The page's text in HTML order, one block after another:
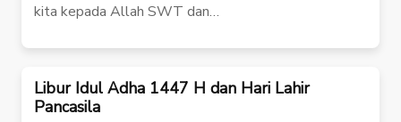
kita kepada Allah SWT dan…
Libur Idul Adha 1447 H dan Hari Lahir
Pancasila